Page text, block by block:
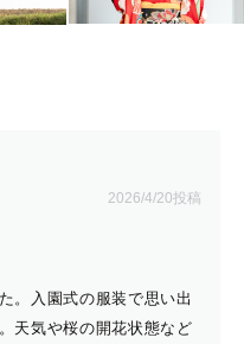
ない幸せな瞬間、私にお
にしております✨
2026/4/20投稿
。入園式の服装で思い出
天気や桜の開花状態など